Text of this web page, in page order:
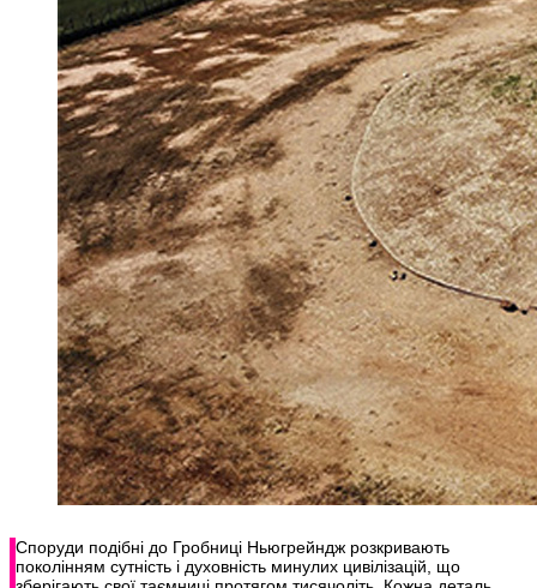
Споруди подібні до Гробниці Ньюгрейндж розкривають
поколінням сутність і духовність минулих цивілізацій, що